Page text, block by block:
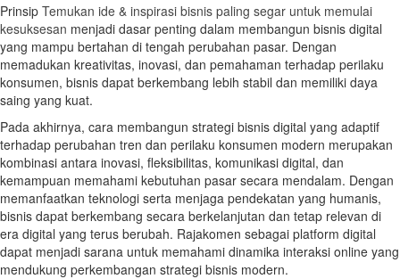
Prinsip Temukan ide & inspirasi bisnis paling segar untuk memulai
kesuksesan menjadi dasar penting dalam membangun bisnis digital
yang mampu bertahan di tengah perubahan pasar. Dengan
memadukan kreativitas, inovasi, dan pemahaman terhadap perilaku
konsumen, bisnis dapat berkembang lebih stabil dan memiliki daya
saing yang kuat.
Pada akhirnya, cara membangun strategi bisnis digital yang adaptif
terhadap perubahan tren dan perilaku konsumen modern merupakan
kombinasi antara inovasi, fleksibilitas, komunikasi digital, dan
kemampuan memahami kebutuhan pasar secara mendalam. Dengan
memanfaatkan teknologi serta menjaga pendekatan yang humanis,
bisnis dapat berkembang secara berkelanjutan dan tetap relevan di
era digital yang terus berubah. Rajakomen sebagai platform digital
dapat menjadi sarana untuk memahami dinamika interaksi online yang
mendukung perkembangan strategi bisnis modern.